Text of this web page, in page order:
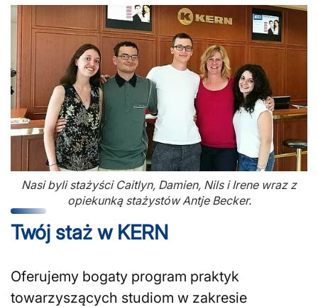
Nasi byli stażyści Caitlyn, Damien, Nils i Irene wraz z
opiekunką stażystów Antje Becker.
Twój staż w KERN
Oferujemy bogaty program praktyk
towarzyszących studiom w zakresie